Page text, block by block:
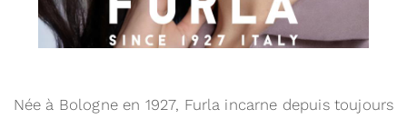
Née à Bologne en 1927, Furla incarne depuis toujours